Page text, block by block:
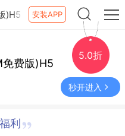
)H5 安装APP
免费版)H5
5.0折
秒开进入
利